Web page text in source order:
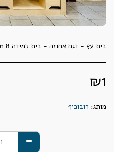
בית עץ - דגם אחוזה - בית למידה 8 מקומות
₪1
מותג: רובוכיף